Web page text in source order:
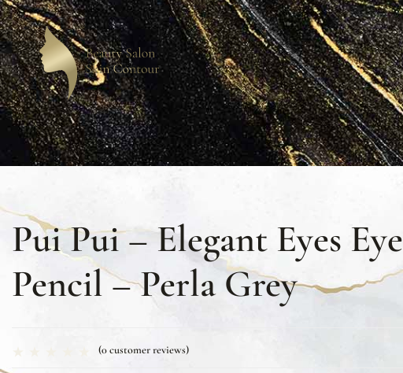
Pui Pui – Elegant Eyes Eye
Pencil – Perla Grey
(0customer reviews)